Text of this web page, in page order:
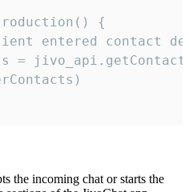
{
entered contact
=
the incoming chat or starts the